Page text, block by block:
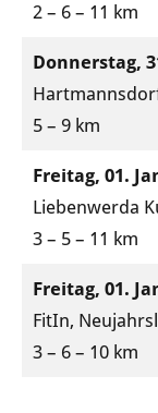
2 – 6 – 11 km
Donnerstag,
5 – 9 km
Freitag, 01.
Liebenwerda
3 – 5 – 11 km
Freitag, 01.
FitIn,
3 – 6 – 10 km